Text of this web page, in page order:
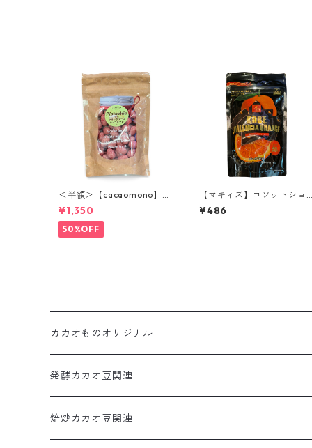
＜半額＞【cacaomono】ピ
スタチオフランボワーズチ
ョコレート
¥1,350
50%OFF
【マキィズ】コソットショ
コラ バレンシアオレンジ
g 割れチョコ
¥486
カカオものオリジナル
カカオだま
コールドチョコレート
発酵カカオ豆関連
カカオだま
焙炒カカオ豆関連